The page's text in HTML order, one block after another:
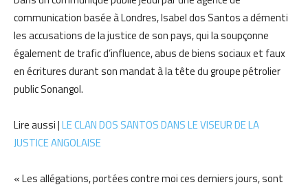
communication basée à Londres, Isabel dos Santos a démenti
les accusations de la justice de son pays, qui la soupçonne
également de trafic d’influence, abus de biens sociaux et faux
en écritures durant son mandat à la tête du groupe pétrolier
public Sonangol.
Lire aussi |LE CLAN DOS SANTOS DANS LE VISEUR DE LA
JUSTICE ANGOLAISE
« Les allégations, portées contre moi ces derniers jours, sont